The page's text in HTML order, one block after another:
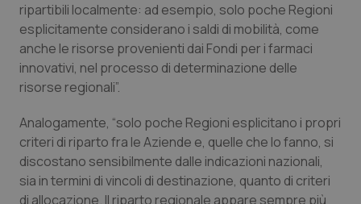
Tumori del Polmone & Testa Collo
Tumori gastrointestinali
Ulcera & Reflusso
Vaccini
ripartibili localmente: ad esempio, solo poche Regioni
esplicitamente considerano i saldi di mobilità, come
anche le risorse provenienti dai Fondi per i farmaci
innovativi, nel processo di determinazione delle
risorse regionali”.
Analogamente, “solo poche Regioni esplicitano i propri
criteri di riparto fra le Aziende e, quelle che lo fanno, si
discostano sensibilmente dalle indicazioni nazionali,
sia in termini di vincoli di destinazione, quanto di criteri
di allocazione. Il riparto regionale appare sempre più